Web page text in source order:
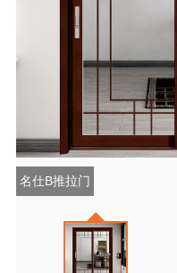
名仕B推拉门